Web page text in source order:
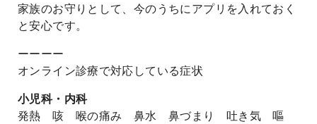
家族のお守りとして、今のうちにアプリを入れておく
と安心です。
ーーーー
オンライン診療で対応している症状
小児科・内科
発熱 咳 喉の痛み 鼻水 鼻づまり 吐き気 嘔